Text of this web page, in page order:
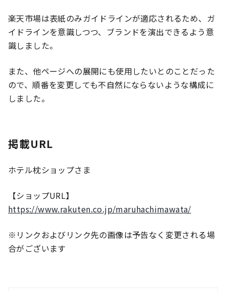
楽天市場は表紙のみガイドラインが適応されるため、ガ
イドラインを意識しつつ、ブランドを演出できるよう意
識しました。
また、他ページへの展開にも使用したいとのことだった
ので、順番を変更しても不自然にならないような構成に
しました。
掲載URL
ホテル枕ショップさま
【ショップURL】
https://www.rakuten.co.jp/maruhachimawata/
※リンクおよびリンク先の画像は予告なく変更される場
合がございます